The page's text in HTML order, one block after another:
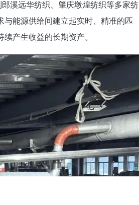
溪远华纺织、肇庆墩煌纺织等多家纺
能源供给间建立起实时、精准的匹
产生收益的长期资产。